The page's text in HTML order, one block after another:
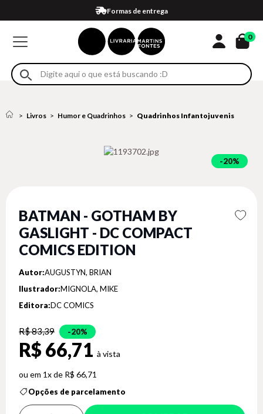
Formas de entrega
Compra 100% segura
Em até 4x sem juros no cartão*
Retire na loja
Eventos
0
Livros Humor e Quadrinhos Quadrinhos Infantojuvenis
20%
BATMAN - GOTHAM BY
GASLIGHT - DC COMPACT
COMICS EDITION
Autor:AUGUSTYN, BRIAN
Ilustrador:MIGNOLA, MIKE
Editora:DC COMICS
R$ 83,39 20%
R$ 66,71
1x de R$ 66,71
Opções de parcelamento